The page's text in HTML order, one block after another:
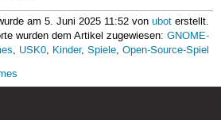
am 5. Juni 2025 11:52 vonubot erstellt.
wurden dem Artikel zugewiesen:GNOME-
, USK0, Kinder,Spiele,Open-Source-Spiel